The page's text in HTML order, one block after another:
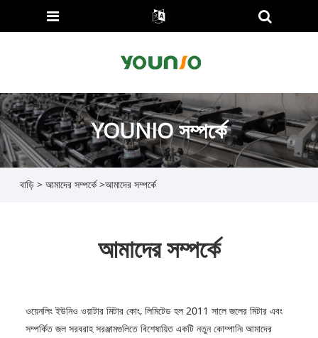
YOUNIO সম্পর্কে
বাড়ি > আমাদের সম্পর্কে >আমাদের সম্পর্কে
আমাদের সম্পর্কে
ওয়েনলিং ইউনিও ওয়াটার মিটার কোং, লিমিটেড হল 2011 সালে জলের মিটার এবং
সম্পর্কিত জল সরবরাহ সরঞ্জামগুলিতে বিশেষায়িত একটি নতুন কোম্পানি৷ আমাদের